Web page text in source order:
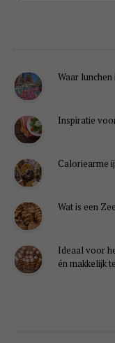
Waar
Inspiratie
Caloriearme
Wat is een
Ideaal voor
én makkelijk